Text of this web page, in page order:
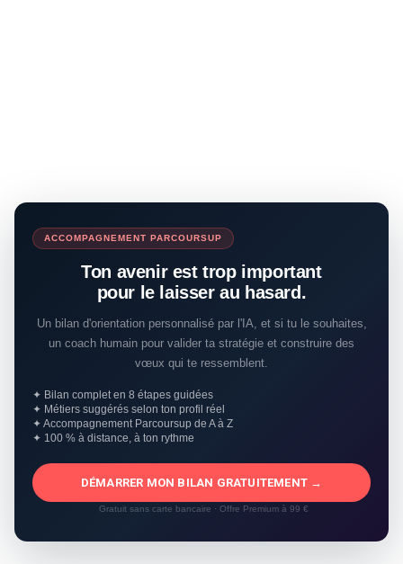
ACCOMPAGNEMENT PARCOURSUP
Ton avenir est trop important
pour le laisser au hasard.
Un bilan d'orientation personnalisé par l'IA, et si tu le souhaites,
un coach humain pour valider ta stratégie et construire des
vœux qui te ressemblent.
✦ Bilan complet en 8 étapes guidées
✦ Métiers suggérés selon ton profil réel
✦ Accompagnement Parcoursup de A à Z
✦ 100 % à distance, à ton rythme
DÉMARRER MON BILAN GRATUITEMENT →
Gratuit sans carte bancaire · Offre Premium à 99 €